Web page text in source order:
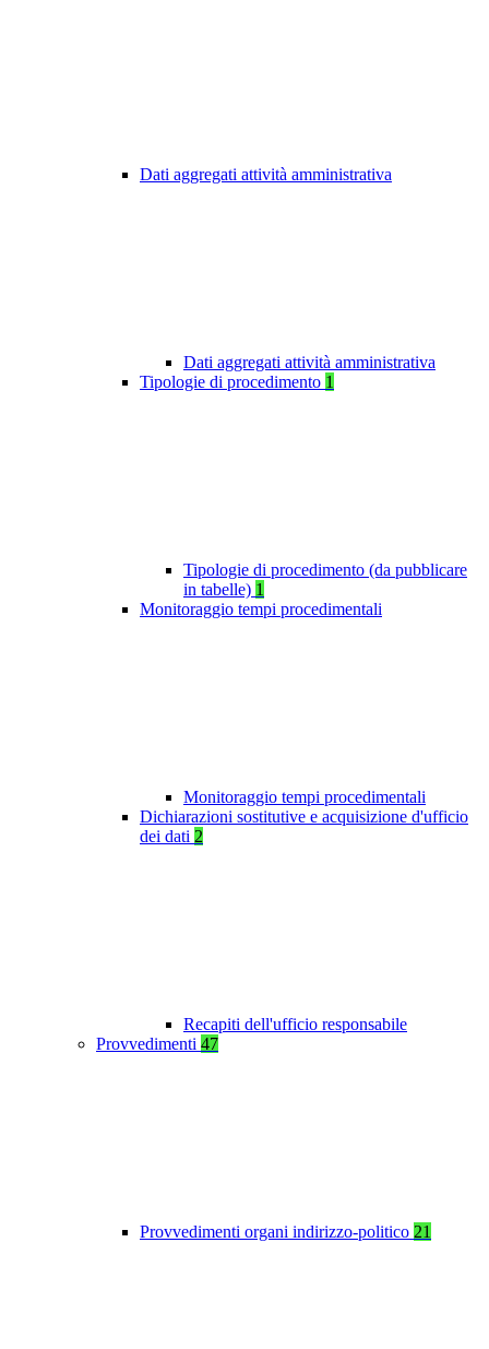
Dati aggregati attività amministrativa
Dati aggregati attività amministrativa
Tipologie di procedimento 1
Tipologie di procedimento (da pubblicare
in tabelle) 1
Monitoraggio tempi procedimentali
Monitoraggio tempi procedimentali
Dichiarazioni sostitutive e acquisizione d'ufficio
dei dati 2
Recapiti dell'ufficio responsabile
Provvedimenti 47
Provvedimenti organi indirizzo-politico 21